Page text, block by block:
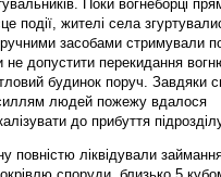
Поки вогнеборці
події, жителі села
засобами стримували
не допустити перекидання
будинок поруч. Завдяки
людей пожежу вдалося
до прибуття
повністю ліквідували